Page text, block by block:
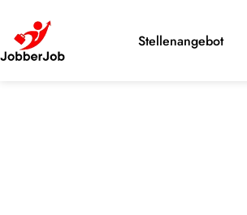
Stellenangebot